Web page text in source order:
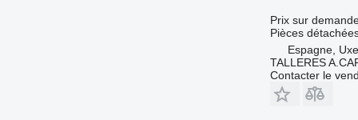
Prix sur
Pièces
Espagne,
TALLERES
Contacter le